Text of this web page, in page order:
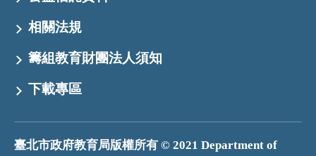
相關法規
籌組教育財團法人須知
下載專區
臺北市政府教育局版權所有 © 2021 Department of